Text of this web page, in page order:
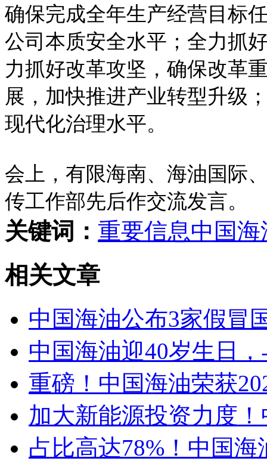
确保完成全年生产经营目标
公司本质安全水平；全力抓
力抓好改革攻坚，确保改革
展，加快推进产业转型升级
现代化治理水平。
会上，有限海南、海油国际
传工作部先后作交流发言。
关键词： 重要信息中国海
相关文章
中国海油公布3家假冒
中国海油迎40岁生日
重磅！中国海油荣获
加大新能源投资力度
占比高达78%！中国